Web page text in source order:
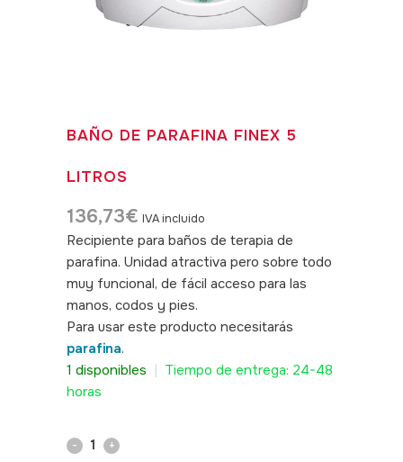
BAÑO DE PARAFINA FINEX 5
LITROS
136,73€ IVA incluido
Recipiente para baños de terapia de
parafina. Unidad atractiva pero sobre todo
muy funcional, de fácil acceso para las
manos, codos y pies.
Para usar este producto necesitarás
parafina.
1 disponibles
Tiempo de entrega: 24-48
horas
Baño